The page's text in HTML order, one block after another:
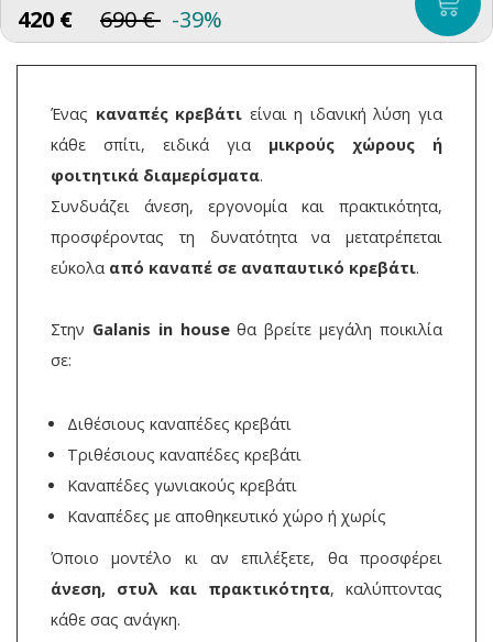
420 € 690€ -39%
Ένας καναπές κρεβάτι είναι η ιδανική λύση για
κάθε σπίτι, ειδικά για μικρούς χώρους ή
φοιτητικά διαμερίσματα.
Συνδυάζει άνεση, εργονομία και πρακτικότητα,
προσφέροντας τη δυνατότητα να μετατρέπεται
εύκολα από καναπέ σε αναπαυτικό κρεβάτι.
Στην Galanis in houseθα βρείτε μεγάλη ποικιλία
σε:
Διθέσιους καναπέδες κρεβάτι
Τριθέσιους καναπέδες κρεβάτι
Καναπέδες γωνιακούς κρεβάτι
Καναπέδες με αποθηκευτικό χώρο ή χωρίς
Όποιο μοντέλο κι αν επιλέξετε, θα προσφέρει
άνεση, στυλ και πρακτικότητα, καλύπτοντας
κάθε σας ανάγκη.